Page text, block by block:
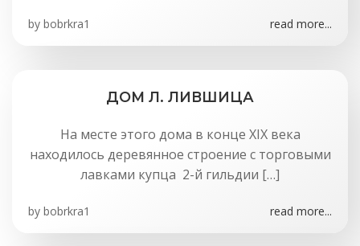
by bobrkra1 read more...
ДОМ Л. ЛИВШИЦА
На месте этого дома в конце XIX века
находилось деревянное строение с торговыми
лавками купца 2-й гильдии […]
by bobrkra1 read more...